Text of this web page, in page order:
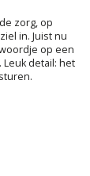
zorg, op
in. Juist nu
op een
detail: het